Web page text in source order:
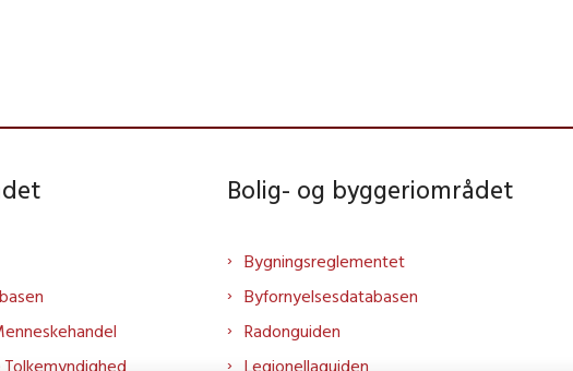
Bolig- og byggeriområdet
Bygningsreglementet
Byfornyelsesdatabasen
Radonguiden
Legionellaguiden